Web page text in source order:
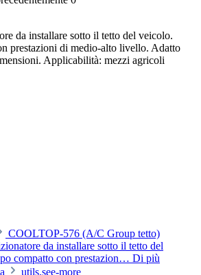
da installare sotto il tetto del veicolo.
prestazioni di medio-alto livello. Adatto
Applicabilità: mezzi agricoli
COOLTOP-576 (A/C Group tetto)
da installare sotto il tetto del
compatto con prestazion… Di più
utils.see-more